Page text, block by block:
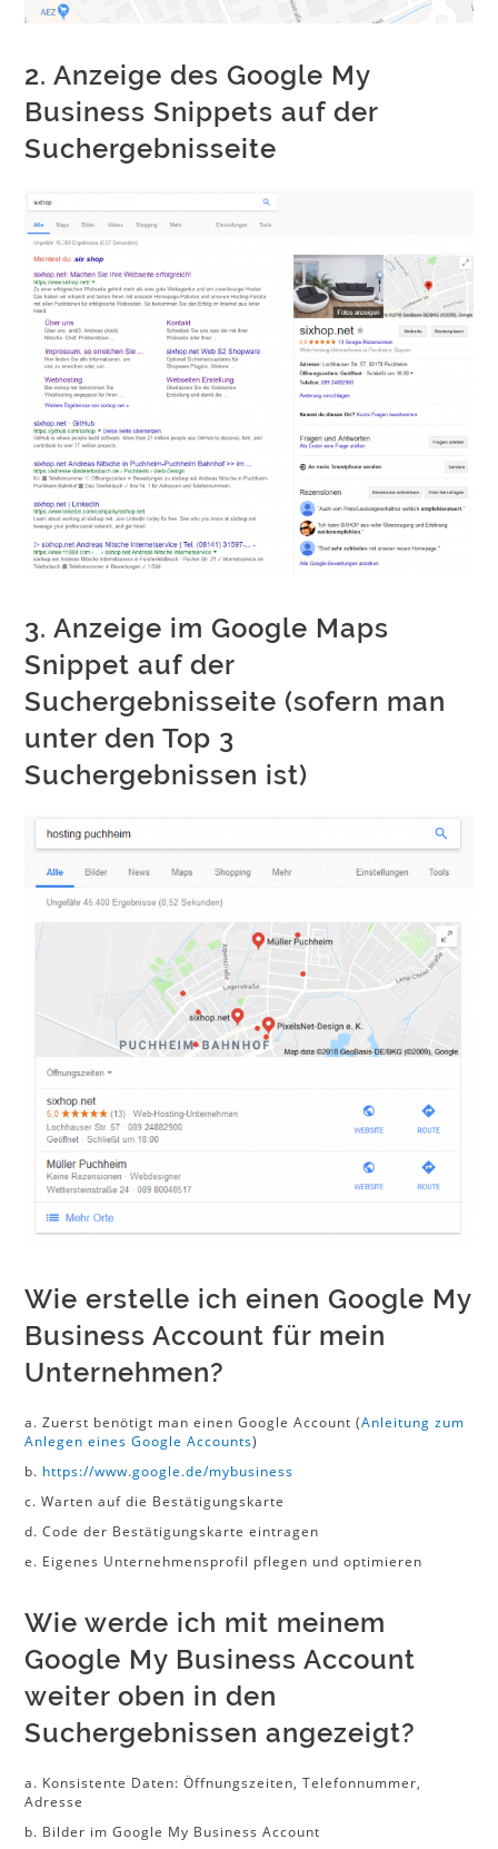
2. Anzeige des Google My
Business Snippets auf der
Suchergebnisseite
3. Anzeige im Google Maps
Snippet auf der
Suchergebnisseite (sofern man
unter den Top 3
Suchergebnissen ist)
Wie erstelle ich einen Google My
Business Account für mein
Unternehmen?
a. Zuerst benötigt man einen Google Account (Anleitung zum
Anlegen eines Google Accounts)
b. https://www.google.de/mybusiness
c. Warten auf die Bestätigungskarte
d. Code der Bestätigungskarte eintragen
e. Eigenes Unternehmensprofil pflegen und optimieren
Wie werde ich mit meinem
Google My Business Account
weiter oben in den
Suchergebnissen angezeigt?
a. Konsistente Daten: Öffnungszeiten, Telefonnummer,
Adresse
b. Bilder im Google My Business Account